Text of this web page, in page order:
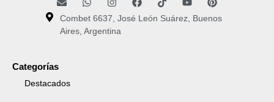
Combet 6637, José León Suárez, Buenos
Aires, Argentina
Categorías
Destacados